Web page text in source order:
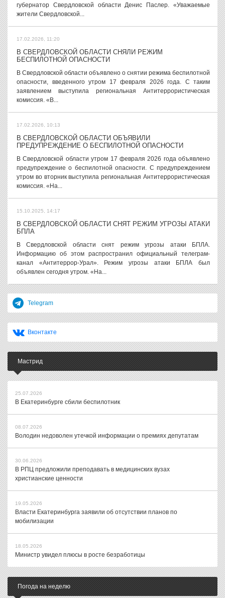
губернатор Свердловской области Денис Паслер. «Уважаемые
жители Свердловской...
17.02.2026, 11:20
В СВЕРДЛОВСКОЙ ОБЛАСТИ СНЯЛИ РЕЖИМ
БЕСПИЛОТНОЙ ОПАСНОСТИ
В Свердловской области объявлено о снятии режима беспилотной
опасности, введенного утром 17 февраля 2026 года. С таким
заявлением выступила региональная Антитеррористическая
комиссия. «В...
17.02.2026, 10:13
В СВЕРДЛОВСКОЙ ОБЛАСТИ ОБЪЯВИЛИ
ПРЕДУПРЕЖДЕНИЕ О БЕСПИЛОТНОЙ ОПАСНОСТИ
В Свердловской области утром 17 февраля 2026 года объявлено
предупреждение о беспилотной опасности. С предупреждением
утром во вторник выступила региональная Антитеррористическая
комиссия. «На...
15.10.2025, 14:17
В СВЕРДЛОВСКОЙ ОБЛАСТИ СНЯТ РЕЖИМ УГРОЗЫ АТАКИ
БПЛА
В Свердловской области снят режим угрозы атаки БПЛА.
Информацию об этом распространил официальный телеграм-
канал «Антитеррор-Урал». Режим угрозы атаки БПЛА был
объявлен сегодня утром. «На...
Telegram
Вконтакте
Мастрид
25.07.2026
В Екатеринбурге сбили беспилотник
08.07.2026
Володин недоволен утечкой информации о премиях депутатам
30.06.2026
В РПЦ предложили преподавать в медицинских вузах
христианские ценности
19.05.2026
Власти Екатеринбурга заявили об отсутствии планов по
мобилизации
18.05.2026
Министр увидел плюсы в росте безработицы
Погода на неделю